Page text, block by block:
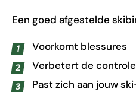
Een goed afgestelde
Voorkomt blessures
Verbetert de
Past zich aan jouw